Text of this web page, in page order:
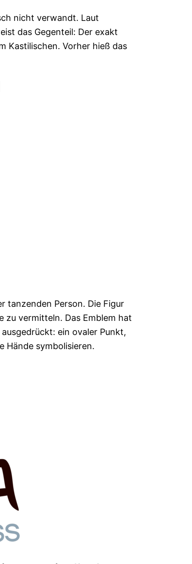
nicht verwandt. Laut
das Gegenteil: Der exakt
Kastilischen. Vorher hieß das
tanzenden Person. Die Figur
zu vermitteln. Das Emblem hat
ein ovaler Punkt,
Hände symbolisieren.